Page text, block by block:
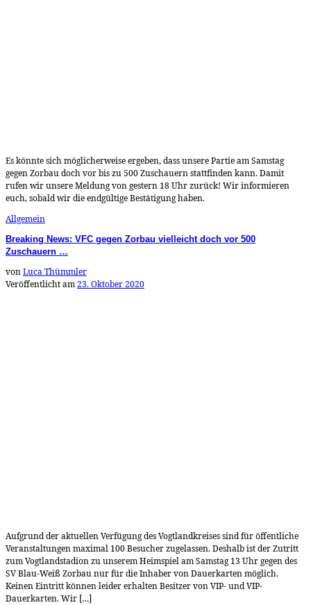
Es könnte sich möglicherweise ergeben, dass unsere Partie am Samstag
gegen Zorbau doch vor bis zu 500 Zuschauern stattfinden kann. Damit
rufen wir unsere Meldung von gestern 18 Uhr zurück! Wir informieren
euch, sobald wir die endgültige Bestätigung haben.
Allgemein
Breaking News: VFC gegen Zorbau vielleicht doch vor 500
Zuschauern …
vonLuca Thümmler
Veröffentlicht am23. Oktober 2020
Aufgrund der aktuellen Verfügung des Vogtlandkreises sind für öffentliche
Veranstaltungen maximal 100 Besucher zugelassen. Deshalb ist der Zutritt
zum Vogtlandstadion zu unserem Heimspiel am Samstag 13 Uhr gegen des
SV Blau-Weiß Zorbau nur für die Inhaber von Dauerkarten möglich.
Keinen Eintritt können leider erhalten Besitzer von VIP- und VIP-
Dauerkarten. Wir […]